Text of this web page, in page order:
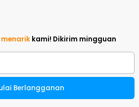
kami! Dikirim mingguan
Berlangganan